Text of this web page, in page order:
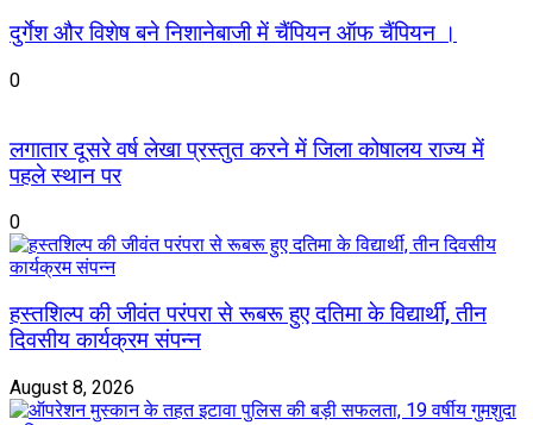
दुर्गेश और विशेष बने निशानेबाजी में चैंपियन ऑफ चैंपियन ।
0
लगातार दूसरे वर्ष लेखा प्रस्तुत करने में जिला कोषालय राज्य में
पहले स्थान पर
0
हस्तशिल्प की जीवंत परंपरा से रूबरू हुए दतिमा के विद्यार्थी, तीन
दिवसीय कार्यक्रम संपन्न
August 8, 2026